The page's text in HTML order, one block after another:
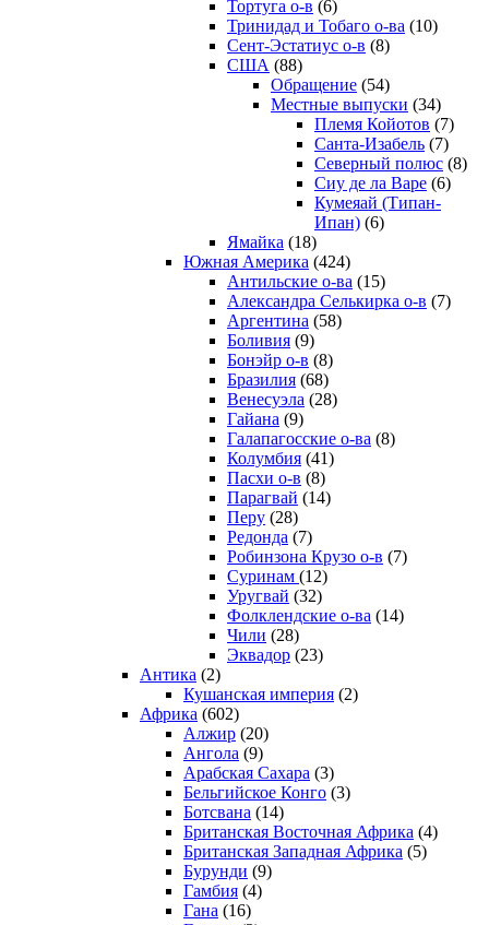
Тортуга о-в (6)
Тринидад и Тобаго о-ва (10)
Сент-Эстатиус о-в (8)
США (88)
Обращение (54)
Местные выпуски (34)
Племя Койотов (7)
Санта-Изабель (7)
Северный полюс (8)
Сиу де ла Варе (6)
Кумеяай (Типан-
Ипан) (6)
Ямайка (18)
Южная Америка (424)
Антильские о-ва (15)
Александра Селькирка о-в (7)
Аргентина (58)
Боливия (9)
Бонэйр о-в (8)
Бразилия (68)
Венесуэла (28)
Гайана (9)
Галапагосские о-ва (8)
Колумбия (41)
Пасхи о-в (8)
Парагвай (14)
Перу (28)
Редонда (7)
Робинзона Крузо о-в (7)
Суринам (12)
Уругвай (32)
Фолклендские о-ва (14)
Чили (28)
Эквадор (23)
Антика (2)
Кушанская империя (2)
Африка (602)
Алжир (20)
Ангола (9)
Арабская Сахара (3)
Бельгийское Конго (3)
Ботсвана (14)
Британская Восточная Африка (4)
Британская Западная Африка (5)
Бурунди (9)
Гамбия (4)
Гана (16)